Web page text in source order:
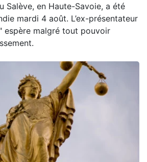
Salève, en Haute-Savoie, a été
mardi 4 août. L’ex-présentateur
espère malgré tout pouvoir